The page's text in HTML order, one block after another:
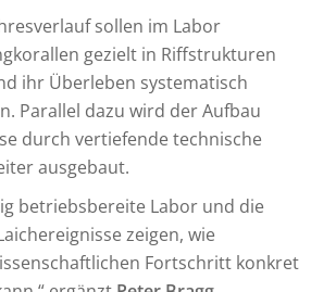
sollen im Labor
gezielt in Riffstrukturen
ihr Überleben systematisch
Parallel dazu wird der Aufbau
durch vertiefende technische
ausgebaut.
betriebsbereite Labor und die
zeigen, wie
Fortschritt konkret